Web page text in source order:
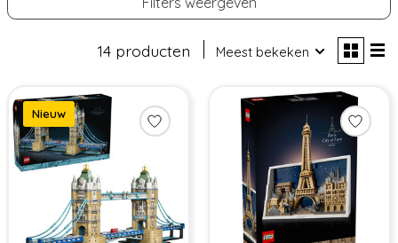
14 producten Meest bekeken
Nieuw